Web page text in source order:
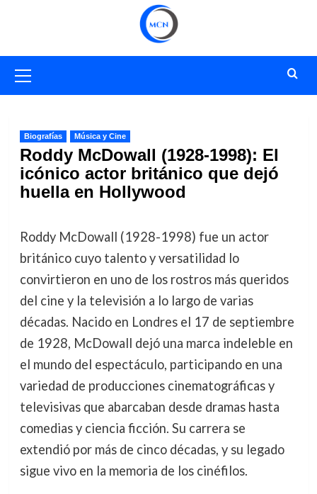
primario
Biografías Música y Cine
Roddy McDowall (1928-1998): El
icónico actor británico que dejó
huella en Hollywood
Roddy McDowall (1928-1998) fue un actor
británico cuyo talento y versatilidad lo
convirtieron en uno de los rostros más queridos
del cine y la televisión a lo largo de varias
décadas. Nacido en Londres el 17 de septiembre
de 1928, McDowall dejó una marca indeleble en
el mundo del espectáculo, participando en una
variedad de producciones cinematográficas y
televisivas que abarcaban desde dramas hasta
comedias y ciencia ficción. Su carrera se
extendió por más de cinco décadas, y su legado
sigue vivo en la memoria de los cinéfilos.